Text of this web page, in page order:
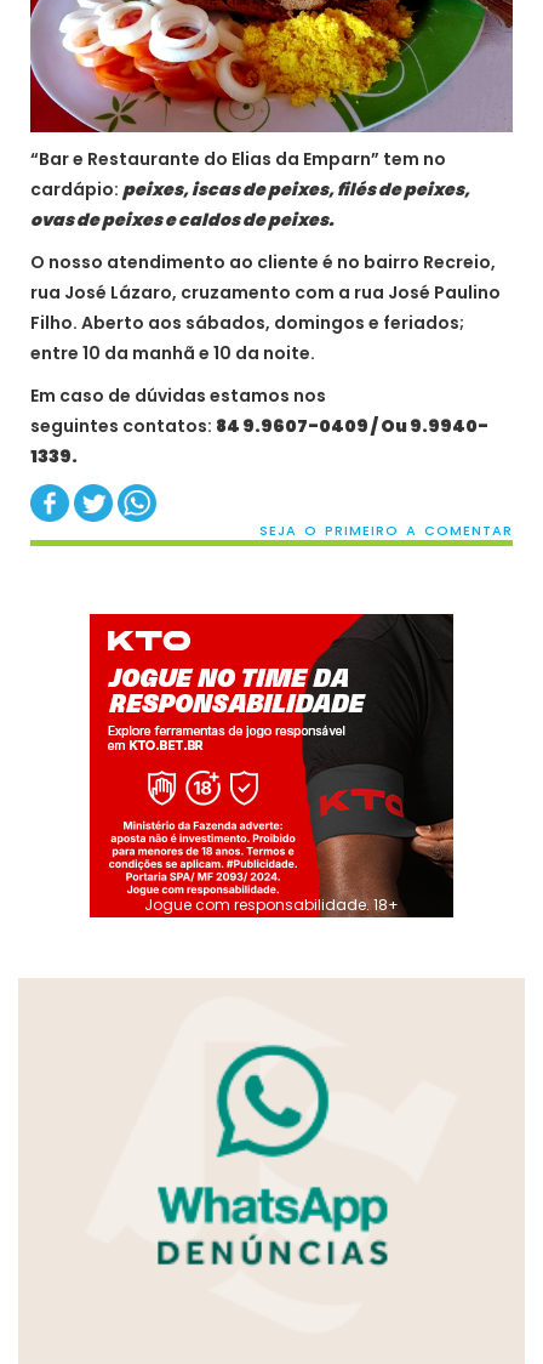
“Bar e Restaurante do Elias da Emparn” tem no
cardápio: peixes, iscas de peixes, filés de peixes,
ovas de peixes e caldos de peixes.
O nosso atendimento ao cliente é no bairro Recreio,
rua José Lázaro, cruzamento com a rua José Paulino
Filho. Aberto aos sábados, domingos e feriados;
entre 10 da manhã e 10 da noite.
Em caso de dúvidas estamos nos
seguintes contatos: 84 9.9607-0409 / Ou 9.9940-
1339.
SEJA O PRIMEIRO A COMENTAR
Jogue com responsabilidade. 18+